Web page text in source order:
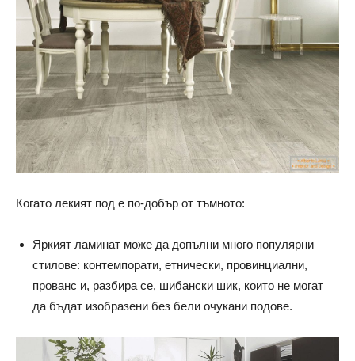
Когато лекият под е по-добър от тъмното:
Яркият ламинат може да допълни много популярни
стилове: контемпорати, етнически, провинциални,
прованс и, разбира се, шибански шик, които не могат
да бъдат изобразени без бели очукани подове.